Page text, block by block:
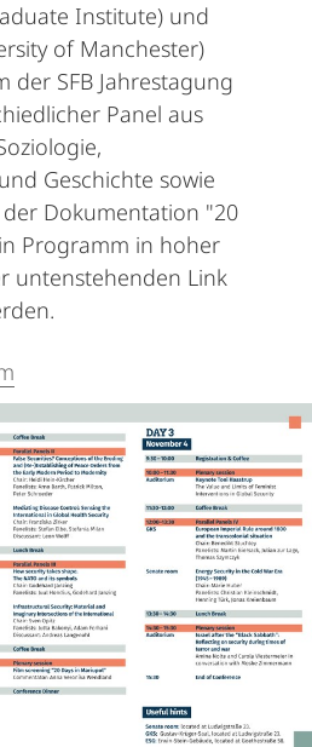
Institute) und
of Manchester)
der SFB Jahrestagung
Panel aus
Geschichte sowie
Dokumentation "20
Programm in hoher
untenstehenden Link